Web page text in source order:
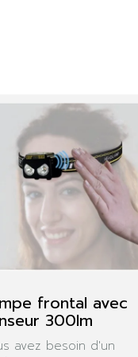
Lampe frontale
sensor
Confortable et légère!